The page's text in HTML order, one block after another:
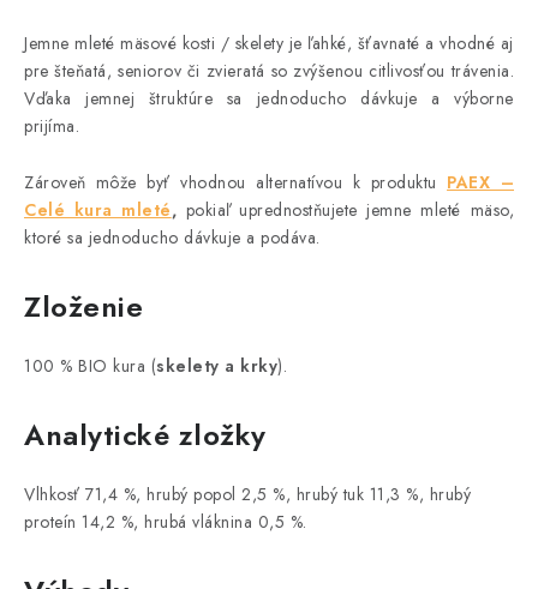
Jemne mleté mäsové kosti / skelety je ľahké, šťavnaté a vhodné aj
pre šteňatá, seniorov či zvieratá so zvýšenou citlivosťou trávenia.
Vďaka jemnej štruktúre sa jednoducho dávkuje a výborne
prijíma.
Zároveň môže byť vhodnou alternatívou k produktu PAEX –
Celé kura mleté, pokiaľ uprednostňujete jemne mleté mäso,
ktoré sa jednoducho dávkuje a podáva.
Zloženie
100 % BIO kura (skelety a krky).
Analytické zložky
Vlhkosť 71,4 %, hrubý popol 2,5 %, hrubý tuk 11,3 %, hrubý
proteín 14,2 %, hrubá vláknina 0,5 %.